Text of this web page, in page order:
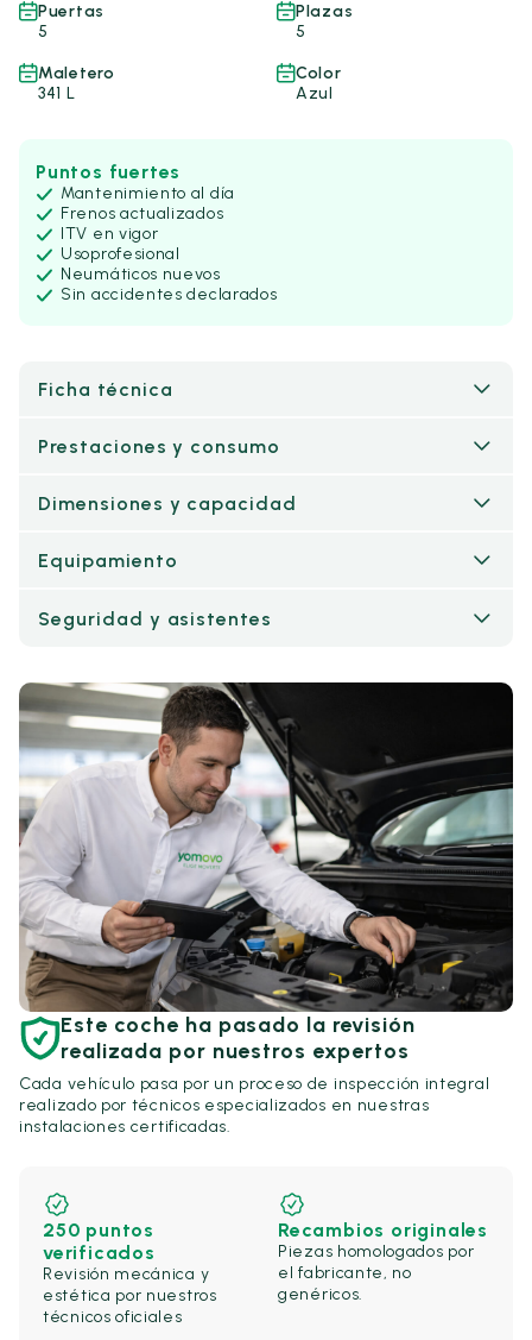
Puertas
5
Plazas
5
Maletero
341 L
Color
Azul
Puntos fuertes
Mantenimiento al día
Frenos actualizados
ITV en vigor
Usoprofesional
Neumáticos nuevos
Sin accidentes declarados
Ficha técnica
Prestaciones y consumo
Dimensiones y capacidad
Equipamiento
Seguridad y asistentes
Este coche ha pasado la revisión
realizada por nuestros expertos
Cada vehículo pasa por un proceso de inspección integral
realizado por técnicos especializados en nuestras
instalaciones certificadas.
250 puntos
verificados
Revisión mecánica y
estética por nuestros
técnicos oficiales
Recambios originales
Piezas homologados por
el fabricante, no
genéricos.